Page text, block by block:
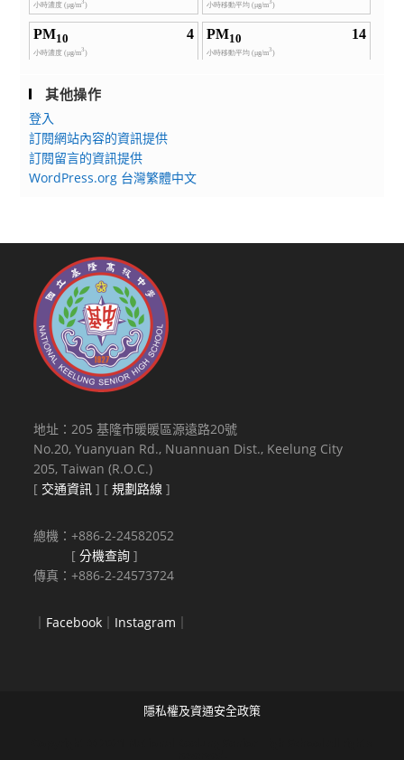
其他操作
登入
訂閱網站內容的資訊提供
訂閱留言的資訊提供
WordPress.org 台灣繁體中文
地址：205 基隆市暖暖區源遠路20號
No.20, Yuanyuan Rd., Nuannuan Dist., Keelung City
205, Taiwan (R.O.C.)
[ 交通資訊 ] [規劃路線 ]
總機：+886-2-24582052
[分機查詢 ]
傳真：+886-2-24573724
｜ Facebook ｜ Instagram ｜
隱私權及資通安全政策